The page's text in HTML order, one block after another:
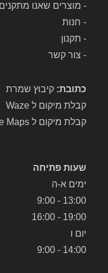
- מוצרים שאנו מתקנים
- חנות
- תקנון
- צור קשר
כתובת: קיבוץ שמרת
קבלת מיקום ל Waze
קבלת מיקום ל Google Maps
שעות פתיחה
ימים א-ה
13:00 - 9:00
19:00 - 16:00
יום ו
14:00 - 9:00